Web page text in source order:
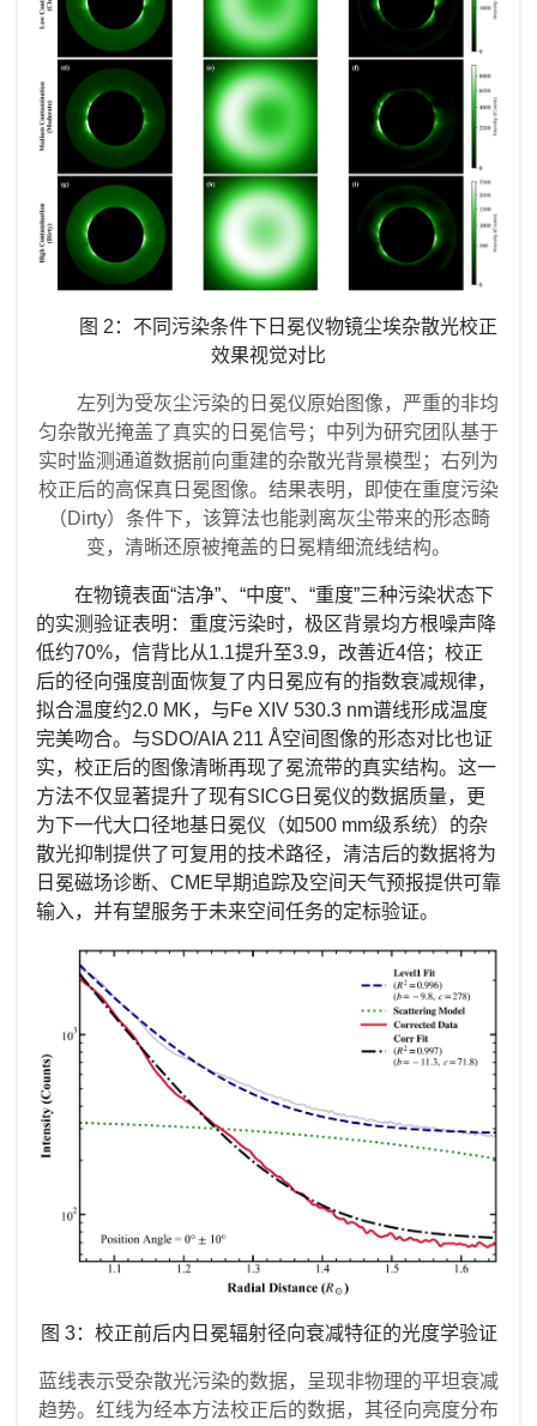
图 2 ：不同污染条件下日冕仪物镜尘埃杂散光校正
效果视觉对比
左列为受灰尘污染的日冕仪原始图像，严重的非均
匀杂散光掩盖了真实的日冕信号；中列为研究团队基于
实时监测通道数据前向重建的杂散光背景模型；右列为
校正后的高保真日冕图像。结果表明，即使在重度污染
（Dirty）条件下，该算法也能剥离灰尘带来的形态畸
变，清晰还原被掩盖的日冕精细流线结构。
在物镜表面“洁净”、“中度”、“重度”三种污染状态下
的实测验证表明：重度污染时，极区背景均方根噪声降
低约70%，信背比从1.1提升至3.9，改善近4倍；校正
后的径向强度剖面恢复了内日冕应有的指数衰减规律，
拟合温度约2.0 MK，与Fe XIV 530.3 nm谱线形成温度
完美吻合。与SDO/AIA 211 Å空间图像的形态对比也证
实，校正后的图像清晰再现了冕流带的真实结构。这一
方法不仅显著提升了现有SICG 日冕仪的数据质量，更
为下一代大口径地基日冕仪（如500 mm级系统）的杂
散光抑制提供了可复用的技术路径，清洁后的数据将为
日冕磁场诊断、 CME早期追踪及空间天气预报提供可靠
输入，并有望服务于未来空间任务的定标验证。
图 3：校正前后内日冕辐射径向衰减特征的光度学验证
蓝线表示受杂散光污染的数据，呈现非物理的平坦衰减
趋势。红线为经本方法校正后的数据，其径向亮度分布